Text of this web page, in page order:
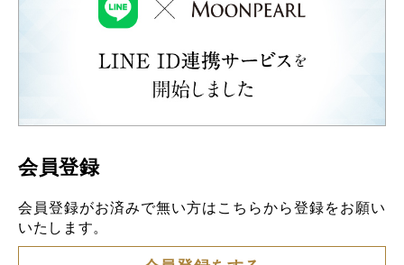
会員登録
会員登録がお済みで無い方はこちらから登録をお願い
いたします。